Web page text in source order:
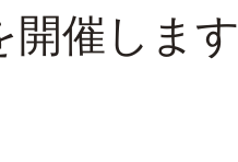
催します